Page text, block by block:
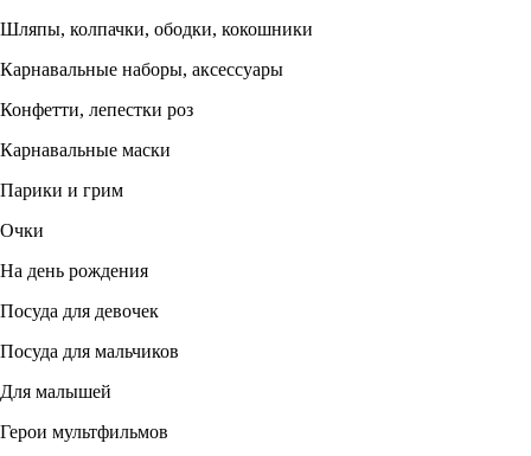
Шляпы, колпачки, ободки, кокошники
Карнавальные наборы, аксессуары
Конфетти, лепестки роз
Карнавальные маски
Парики и грим
Очки
На день рождения
Посуда для девочек
Посуда для мальчиков
Для малышей
Герои мультфильмов